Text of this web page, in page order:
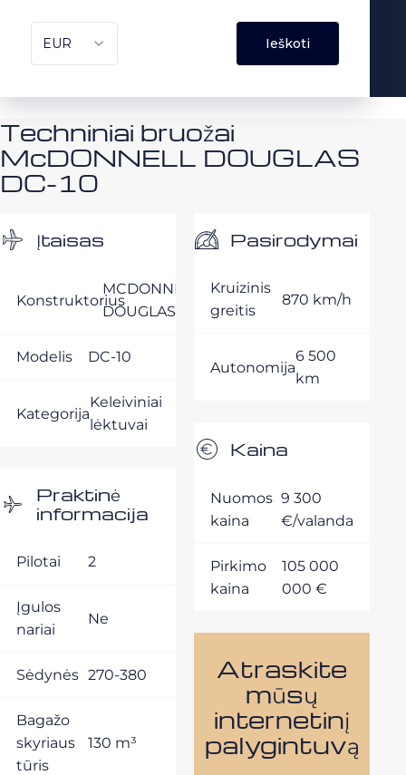
Techniniai bruožai
McDONNELL DOUGLAS
DC-10
Įtaisas
Konstruktorius
MCDONNELL
DOUGLAS
Modelis DC-10
Kategorija
Keleiviniai
lėktuvai
Praktinė
informacija
Pilotai 2
Įgulos
nariai
Ne
Sėdynės 270-380
Bagažo
skyriaus
tūris
130 m³
Pasirodymai
Kruizinis
greitis
870 km/h
Autonomija
6 500
km
Kaina
Nuomos
kaina
9 300
€/valanda
Pirkimo
kaina
105 000
000 €
Atraskite
mūsų
internetinį
palygintuvą